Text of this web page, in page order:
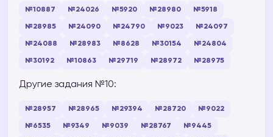
№10887 №24026 №5920 №28980 №5918
№28985 №24090 №24790 №9023 №24097
№24088 №28983 №8628 №30154 №24804
№30192 №10863 №29719 №28972 №28975
Другие задания №10:
№28957 №28965 №29394 №28720 №9022
№6535 №9349 №9039 №28767 №9445